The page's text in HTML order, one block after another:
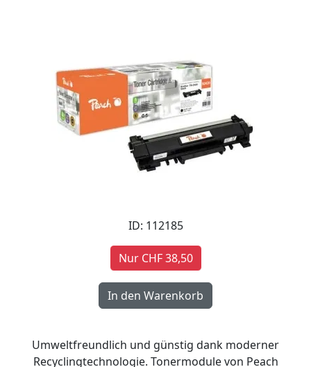
ID: 112185
Nur CHF 38,50
Umweltfreundlich und günstig dank moderner
Recyclingtechnologie. Tonermodule von Peach